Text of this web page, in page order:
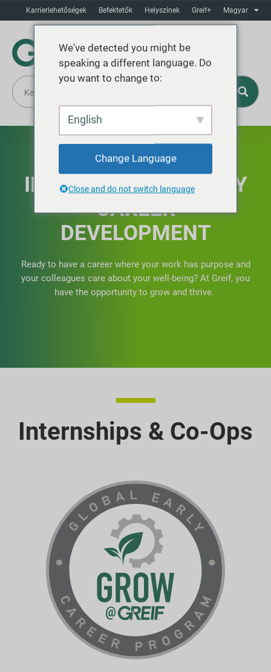
Karrierlehetőségek Befektetők Helyszínek Greif+ Magyar
INTERNSHIPS & EARLY
CAREER
DEVELOPMENT
Ready to have a career where your work has purpose and
your colleagues care about your well-being? At Greif, you
have the opportunity to grow and thrive.
Internships & Co-Ops
We've detected you might be
speaking a different language. Do
you want to change to:
English
Change Language
Close and do not switch language